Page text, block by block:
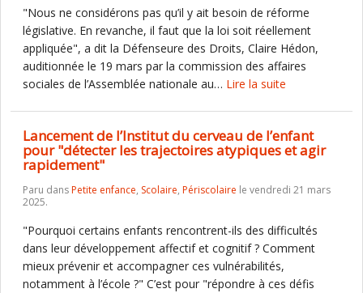
"Nous ne considérons pas qu’il y ait besoin de réforme
législative. En revanche, il faut que la loi soit réellement
appliquée", a dit la Défenseure des Droits, Claire Hédon,
auditionnée le 19 mars par la commission des affaires
sociales de l’Assemblée nationale au… Lire la suite
Lancement de l’Institut du cerveau de l’enfant
pour "détecter les trajectoires atypiques et agir
rapidement"
Paru dansPetite enfance, Scolaire, Périscolaire le vendredi 21 mars
2025.
"Pourquoi certains enfants rencontrent-ils des difficultés
dans leur développement affectif et cognitif ? Comment
mieux prévenir et accompagner ces vulnérabilités,
notamment à l’école ?" C’est pour "répondre à ces défis